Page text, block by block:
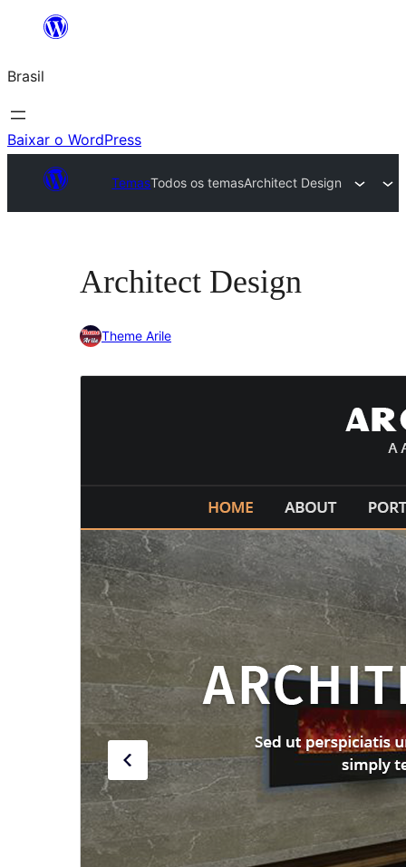
o
conteúdo
Brasil
Baixar o WordPress
TemasTodos os temasArchitect Design
Architect Design
Theme Arile